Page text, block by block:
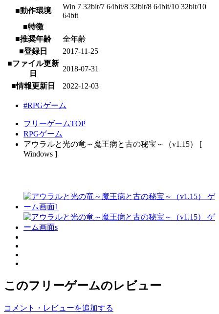
■動作環境
Win 7 32bit/7 64bit/8 32bit/8 64bit/10 32bit/10
64bit
■特徴
■推奨年齢
全年齢
■登録日
2017-11-25
■ファイル更新
日
2018-07-31
■情報更新日 2022-12-03
#RPGゲーム
フリーゲームTOP
RPGゲーム
アウラルと光の竜～魔王病と古の秘宝～（v1.15） [
Windows ]
このフリーゲームのレビュー
コメント・レビューを追加する